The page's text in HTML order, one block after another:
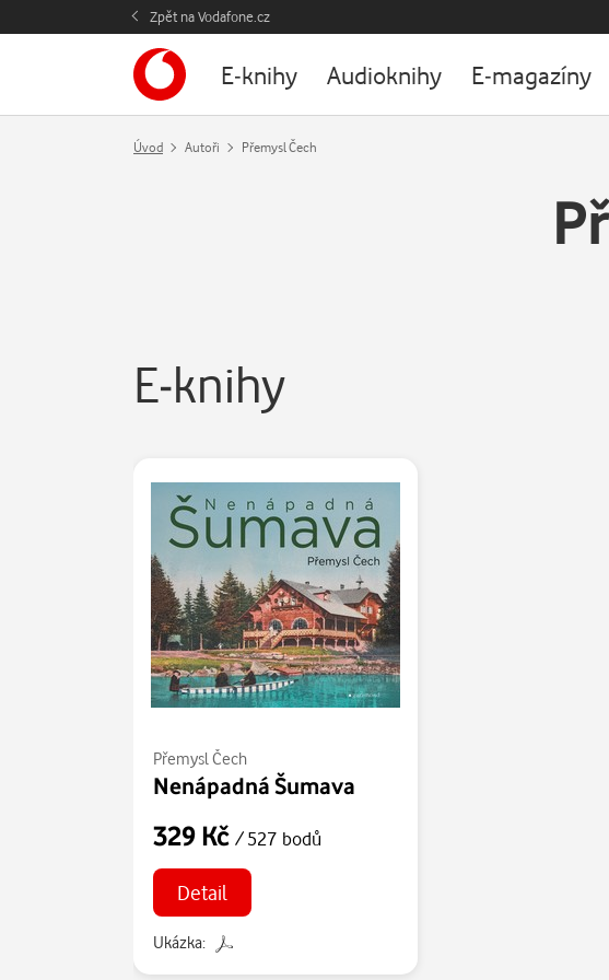
Zpět na Vodafone.cz
E-knihy Audioknihy E-magazíny
Úvod Autoři Přemysl Čech
E-knihy
Přemysl Čech
Nenápadná Šumava
329 Kč / 527 bodů
Detail
Ukázka: